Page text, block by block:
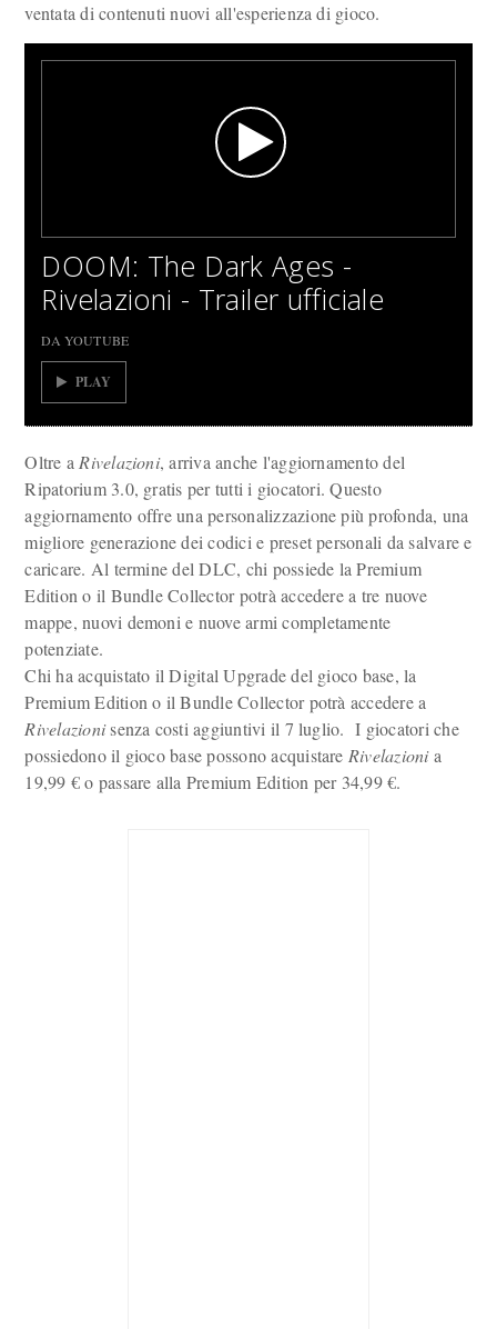
ventata di contenuti nuovi all'esperienza di gioco.
DOOM: The Dark Ages -
Rivelazioni - Trailer ufficiale
DA YOUTUBE
PLAY
Oltre a Rivelazioni, arriva anche l'aggiornamento del
Ripatorium 3.0, gratis per tutti i giocatori. Questo
aggiornamento offre una personalizzazione più profonda, una
migliore generazione dei codici e preset personali da salvare e
caricare. Al termine del DLC, chi possiede la Premium
Edition o il Bundle Collector potrà accedere a tre nuove
mappe, nuovi demoni e nuove armi completamente
potenziate.
Chi ha acquistato il Digital Upgrade del gioco base, la
Premium Edition o il Bundle Collector potrà accedere a
Rivelazionisenza costi aggiuntivi il 7 luglio. I giocatori che
possiedono il gioco base possono acquistare Rivelazionia
19,99 € o passare alla Premium Edition per 34,99 €.